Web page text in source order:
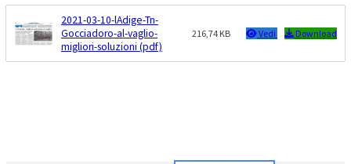
2021-03-10-lAdige-Tn-
Gocciadoro-al-vaglio-
migliori-soluzioni (pdf)
216,74 KB Vedi Download